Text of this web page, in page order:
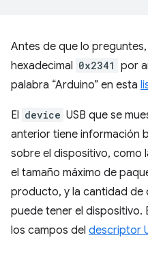
Antes de que lo
hexadecimal 0x2341 por
palabra “Arduino” en esta
El device USB que se
anterior tiene información
sobre el dispositivo, como
el tamaño máximo de
producto, y la cantidad de
puede tener el dispositivo.
los campos del descriptor